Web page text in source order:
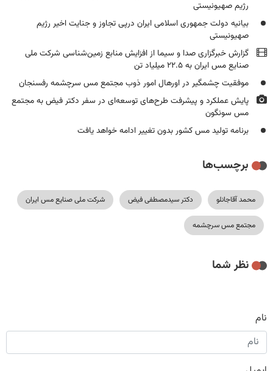
رژیم صهیونیستی
بیانیه دولت جمهوری اسلامی ایران درپی تجاوز و جنایت اخیر رژیم
صهیونیستی
گزارش خبرگزاری صدا و سیما از افزایش منابع زمین‌شناسی شرکت ملی
صنایع مس ایران به ۲۲.۵ میلیاد تن
موفقیت چشمگیر در اورهال امور ذوب مجتمع مس سرچشمه رفسنجان
پایش عملکرد و پیشرفت طرح‌های توسعه‌ای در سفر دکتر فیض به مجتمع
مس سونگون
برنامه تولید مس کشور بدون تغییر ادامه خواهد یافت
برچسب‌ها
محمد آقاجانلو دکتر سیدمصطفی فیض شرکت ملی صنایع مس ایران
مجتمع مس سرچشمه
نظر شما
نام